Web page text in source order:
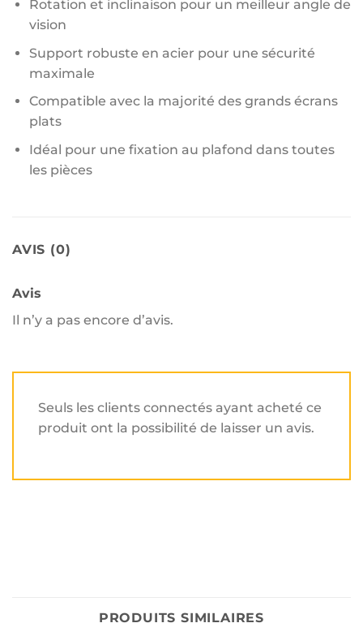
Rotation et inclinaison pour un meilleur angle de
vision
Support robuste en acier pour une sécurité
maximale
Compatible avec la majorité des grands écrans
plats
Idéal pour une fixation au plafond dans toutes
les pièces
AVIS (0)
Avis
Il n’y a pas encore d’avis.
Seuls les clients connectés ayant acheté ce
produit ont la possibilité de laisser un avis.
PRODUITS SIMILAIRES